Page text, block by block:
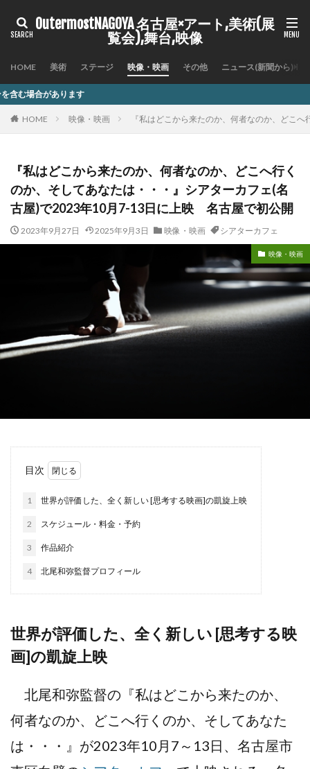
OutermostNAGOYA 名古屋×アート,美術(展
覧会),舞台,映像
HOME 美術 ステージ 映像・映画 その他 ニュース(新聞から)
HOME 映像・映画 『私はどこから来たのか、何者なのか、どこ
『私はどこから来たのか、何者なのか、どこへ行く
のか、そしてあなたは・・・』シアターカフェ(名
古屋)で2023年10月7-13日に上映 名古屋で初公開
2023年9月27日 2025年9月3日 映像・映画 シアターカフェ
映像・映画
目次
1 世界が評価した、全く新しい [思考する映画]の凱旋上映
2 スケジュール・料金・予約
3 作品紹介
4 北尾和弥監督プロフィール
世界が評価した、全く新しい [思考する映
画]の凱旋上映
北尾和弥監督の『私はどこから来たのか、
何者なのか、どこへ行くのか、そしてあなた
は・・・』が2023年10月7～13日、名古屋市